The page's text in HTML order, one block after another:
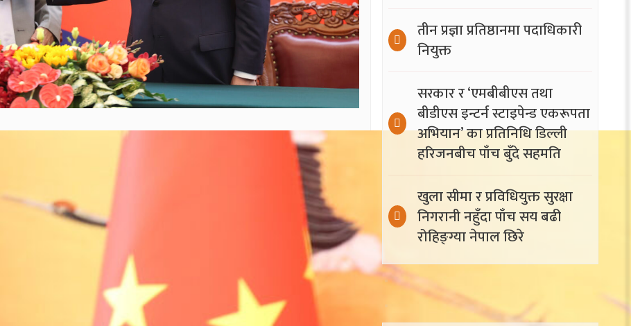
तीन प्रज्ञा प्रतिष्ठानमा पदाधिकारी
नियुक्त
सरकार र ‘एमबीबीएस तथा
बीडीएस इन्टर्न स्टाइपेन्ड एकरूपता
अभियान’ का प्रतिनिधि डिल्ली
हरिजनबीच पाँच बुँदे सहमति
खुला सीमा र प्रविधियुक्त सुरक्षा
निगरानी नहुँदा पाँच सय बढी
रोहिङ्ग्या नेपाल छिरे